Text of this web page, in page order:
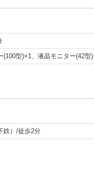
(100型)×1、液晶モニター(42型
鉄）/徒歩2分